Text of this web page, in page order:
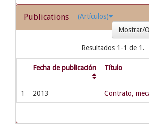
Publications
(Artículos)
Resultados 1-1 de 1.
Fecha de publicación Título
1 2013 Contrato,